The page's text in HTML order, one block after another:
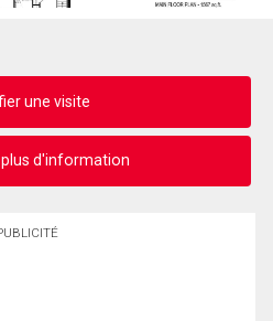
une visite
plus d'information